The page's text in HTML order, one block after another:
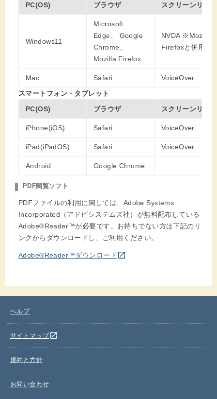
PC(OS)
ブラウザ スクリーンリー
Windows11
Microsoft
Edge、 Google
Chrome、
Mozilla Firefox
NVDA ※Mozilla
Firefoxと併用
Mac Safari
VoiceOver
スマートフォン・タブレット
PC(OS)
ブラウザ スクリーンリー
iPhone(iOS) Safari VoiceOver
iPad(iPadOS) Safari VoiceOver
Android Google Chrome
PDF閲覧ソフト
PDFファイルの利用に関しては、Adobe Systems
Incorporated（アドビシステムズ社）が無料配布している
Adobe®Reader™が必要です。お持ちでない方は下記のリ
ンクからダウンロードし、ご利用ください。
Adobe®Reader™ダウンロード open_in_new
ヘルプ
サイトマップopen_in_new
規約と方針
お問い合わせ